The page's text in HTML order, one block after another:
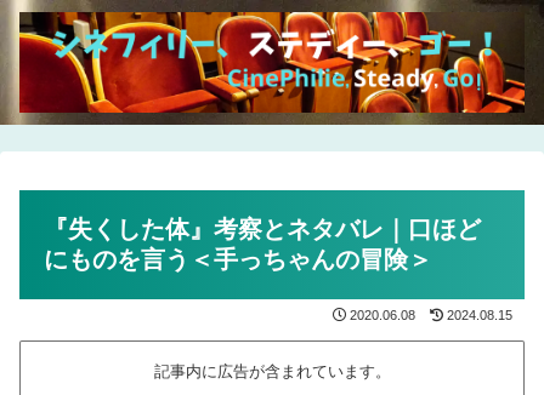
『失くした体』考察とネタバレ｜口ほど
にものを言う＜手っちゃんの冒険＞
2020.06.08 2024.08.15
記事内に広告が含まれています。